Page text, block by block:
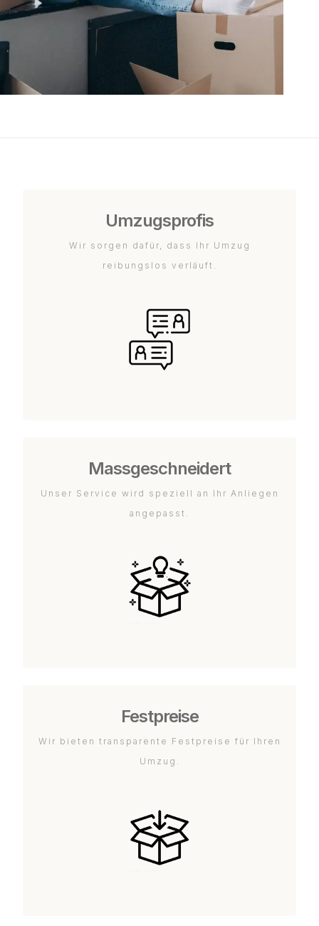
Umzugsprofis
Wir sorgen dafür, dass Ihr Umzug
reibungslos verläuft.
Massgeschneidert
Unser Service wird speziell an Ihr Anliegen
angepasst.
Festpreise
Wir bieten transparente Festpreise für Ihren
Umzug.